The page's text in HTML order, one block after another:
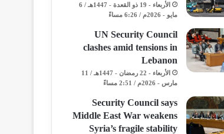
الأربعاء - 19 ذو القعدة - 1447هـ / 6
مايو - 2026م / 6:26 مساءً
UN Security Council
clashes amid tensions in
Lebanon
الأربعاء - 22 رمضان - 1447هـ / 11
مارس - 2026م / 2:51 مساءً
Security Council says
Middle East War weakens
Syria’s fragile stability